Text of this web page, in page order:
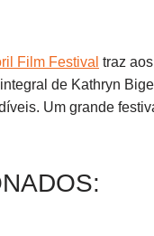
Film Festival traz
de Kathryn
Um grande